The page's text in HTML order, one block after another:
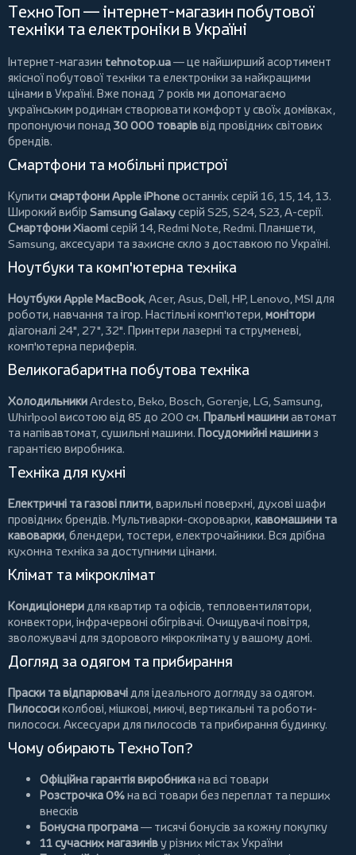
ТехноТоп — інтернет-магазин побутової
техніки та електроніки в Україні
Інтернет-магазин tehnotop.ua— це найширший асортимент
якісної побутової техніки та електроніки за найкращими
цінами в Україні. Вже понад 7 років ми допомагаємо
українським родинам створювати комфорт у своїх домівках,
пропонуючи понад 30 000 товаріввід провідних світових
брендів.
Смартфони та мобільні пристрої
Купити смартфони Apple iPhoneостанніх серій 16, 15, 14, 13.
Широкий вибір Samsung Galaxyсерій S25, S24, S23, A-серії.
Смартфони Xiaomiсерій 14, Redmi Note, Redmi. Планшети,
Samsung, аксесуари тазахисне скло з доставкою по Україні.
Ноутбуки та комп'ютерна техніка
Ноутбуки Apple MacBook,Acer,Asus,Dell,HP,Lenovo,MSI для
роботи, навчання та ігор. Настільні комп'ютери,монітори
діагоналі 24", 27", 32". Принтери лазерні та струменеві,
комп'ютерна периферія.
Великогабаритна побутова техніка
ХолодильникиArdesto,Beko,Bosch,Gorenje,LG,Samsung,
Whirlpool висотою від 85 до 200 см. Пральні машиниавтомат
та напівавтомат,сушильні машини. Посудомийні машиниз
гарантією виробника.
Техніка для кухні
Електричні та газові плити, варильні поверхні, духові шафи
провідних брендів. Мультиварки-скороварки,кавомашини та
кавоварки,блендери, тостери,електрочайники. Вся дрібна
кухонна техніка за доступними цінами.
Клімат та мікроклімат
Кондиціонеридля квартир та офісів, тепловентилятори,
конвектори,інфрачервоні обігрівачі. Очищувачі повітря,
зволожувачі для здорового мікроклімату у вашому домі.
Догляд за одягом та прибирання
Праски та відпарювачідля ідеального догляду за одягом.
Пилососиколбові,мішкові,миючі,вертикальні тароботи-
пилососи. Аксесуари для пилососів та прибирання будинку.
Чому обирають ТехноТоп?
Офіційна гарантія виробникана всі товари
Розстрочка 0%на всі товари без переплат та перших
внесків
Бонусна програма— тисячі бонусів за кожну покупку
11 сучасних магазиніву різних містах України